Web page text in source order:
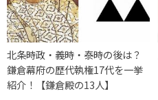
北条時政・義時・泰時の後は？
鎌倉幕府の歴代執権17代を一挙
紹介！【鎌倉殿の13人】